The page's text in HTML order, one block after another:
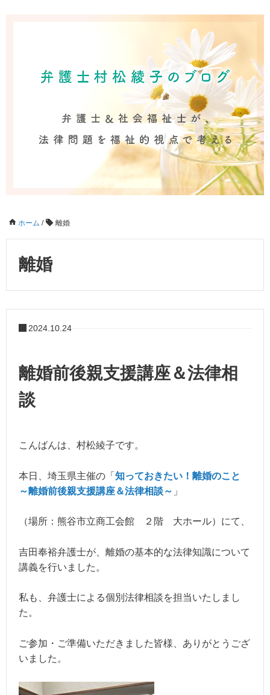
ホーム / 離婚
離婚
2024.10.24
離婚前後親支援講座＆法律相
談
こんばんは、村松綾子です。
本日、埼玉県主催の「 知っておきたい！離婚のこと
～離婚前後親支援講座＆法律相談～ 」
（場所：熊谷市立商工会館 ２階 大ホール）にて、
吉田奉裕弁護士が、離婚の基本的な法律知識について
講義を行いました。
私も、弁護士による個別法律相談を担当いたしまし
た。
ご参加・ご準備いただきました皆様、ありがとうござ
いました。